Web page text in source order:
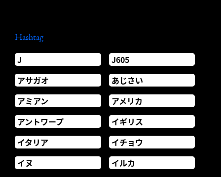
Hashtag
J
J605
アサガオ
あじさい
アミアン
アメリカ
アントワープ
イギリス
イタリア
イチョウ
イヌ
イルカ